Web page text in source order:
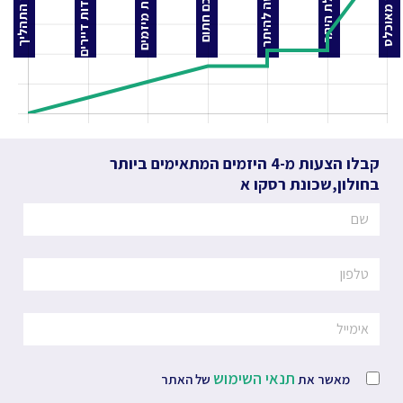
קבלו הצעות מ-4 היזמים המתאימים ביותר
בחולון,שכונת רסקו א
מאשר את תנאי השימוש של האתר